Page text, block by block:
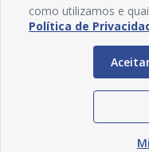
como utilizamos e
Política de